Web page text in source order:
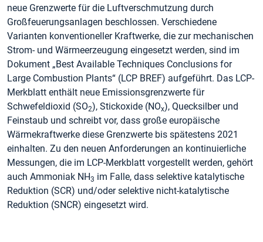
neue Grenzwerte für die Luftverschmutzung durch
Großfeuerungsanlagen beschlossen. Verschiedene
Varianten konventioneller Kraftwerke, die zur mechanischen
Strom- und Wärmeerzeugung eingesetzt werden, sind im
Dokument „Best Available Techniques Conclusions for
Large Combustion Plants“ (LCP BREF) aufgeführt. Das LCP-
Merkblatt enthält neue Emissionsgrenzwerte für
Schwefeldioxid (SO2), Stickoxide (NOx), Quecksilber und
Feinstaub und schreibt vor, dass große europäische
Wärmekraftwerke diese Grenzwerte bis spätestens 2021
einhalten. Zu den neuen Anforderungen an kontinuierliche
Messungen, die im LCP-Merkblatt vorgestellt werden, gehört
auch Ammoniak NH3 im Falle, dass selektive katalytische
Reduktion (SCR) und/oder selektive nicht-katalytische
Reduktion (SNCR) eingesetzt wird.